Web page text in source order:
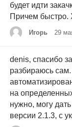
будет идти
Причем быстро.
Игорь 29
denis, спасибо
разбираюсь
на
нужно, могу
версии 2.1.3, с